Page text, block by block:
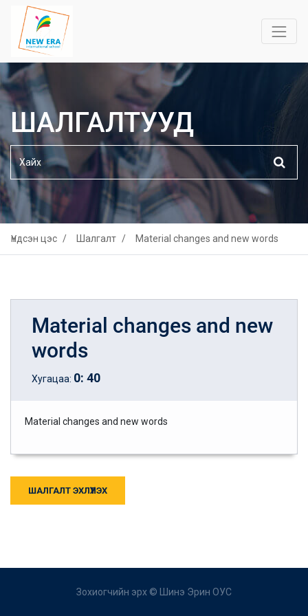
ШАЛГАЛТУУД
Үндсэн цэс Шалгалт Material changes and new words
Material changes and new
words
Хугацаа: 0: 40
Material changes and new words
ШАЛГАЛТ ЭХЛҮҮЛЭХ
Зохиогчийн эрх © Шинэ Эрин ОУС